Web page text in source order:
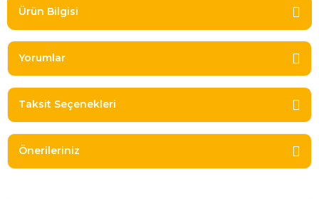
Ürün Bilgisi
Yorumlar
Taksit Seçenekleri
Önerileriniz